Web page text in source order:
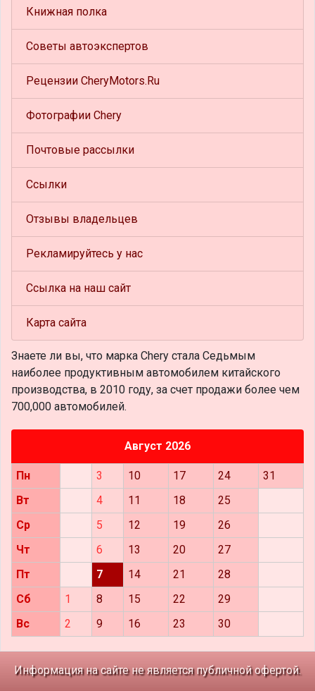
Книжная полка
Советы автоэкспертов
Рецензии CheryMotors.Ru
Фотографии Chery
Почтовые рассылки
Ссылки
Отзывы владельцев
Рекламируйтесь у нас
Ссылка на наш сайт
Карта сайта
Знаете ли вы, что марка Chery стала Седьмым
наиболее продуктивным автомобилем китайского
производства, в 2010 году, за счет продажи более чем
700,000 автомобилей.
Август 2026
Пн 3 10 17 24
31
Вт
4 11 18
25
Ср
5 12 19
26
Чт
6 13 20
27
Пт
7 14 21
28
Сб
1 8 15 22
29
Вс
2 9 16 23 30
Информация на сайте не является публичной офертой.